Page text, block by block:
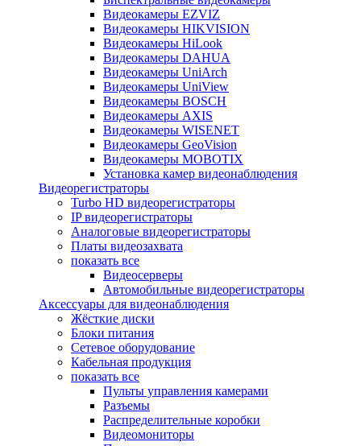
Видеокамеры EZVIZ
Видеокамеры HIKVISION
Видеокамеры HiLook
Видеокамеры DAHUA
Видеокамеры UniArch
Видеокамеры UniView
Видеокамеры BOSCH
Видеокамеры AXIS
Видеокамеры WISENET
Видеокамеры GeoVision
Видеокамеры MOBOTIX
Установка камер видеонаблюдения
Видеорегистраторы
Turbo HD видеорегистраторы
IP видеорегистраторы
Аналоговые видеорегистраторы
Платы видеозахвата
показать все
Видеосерверы
Автомобильные видеорегистраторы
Аксессуары для видеонаблюдения
Жёсткие диски
Блоки питания
Сетевое оборудование
Кабельная продукция
показать все
Пульты управления камерами
Разъемы
Распределительные коробки
Видеомониторы